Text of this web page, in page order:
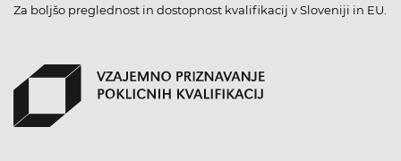
Za boljšo preglednost in dostopnost kvalifikacij v Sloveniji in EU.